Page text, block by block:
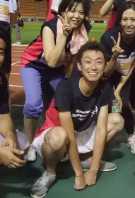
挨拶
アークの歩み
図
・団体向け募集情報
ポレートブック
情報